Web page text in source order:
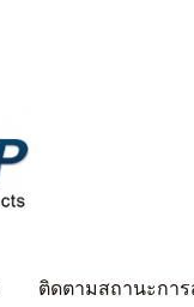
ติดตามสถานะกา